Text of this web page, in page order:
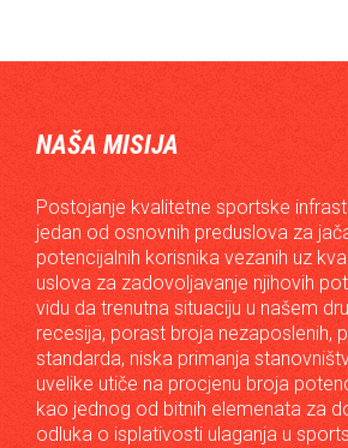
NAŠA MISIJA
Postojanje kvalitetne sportske
jedan od osnovnih preduslova za
potencijalnih korisnika vezanih uz
uslova za zadovoljavanje njihovih
vidu da trenutna situaciju u našem
recesija, porast broja nezaposlenih,
standarda, niska primanja
uvelike utiče na procjenu broja
kao jednog od bitnih elemenata za
odluka o isplativosti ulaganja u